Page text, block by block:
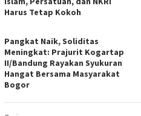
Harus Tetap Kokoh
Pangkat Naik, Soliditas
Meningkat: Prajurit Kogartap
II/Bandung Rayakan Syukuran
Hangat Bersama Masyarakat
Bogor